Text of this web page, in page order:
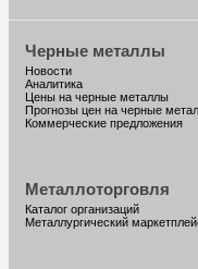
Черные металлы
Новости
Аналитика
Цены на черные металлы
Прогнозы цен на черные
Коммерческие предложения
Металлоторговля
Каталог организаций
Металлургический